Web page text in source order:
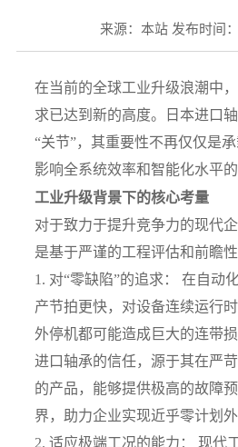
来源：本站 发布时间
在当前的全球工业升级浪潮中
求已达到新的高度。日本进口
“关节”，其重要性不再仅仅是
影响全系统效率和智能化水平的
工业升级背景下的核心考量
对于致力于提升竞争力的现代
是基于严谨的工程评估和前瞻性
1. 对“零缺陷”的追求： 在自动
产节拍更快，对设备连续运行
外停机都可能造成巨大的连带
进口轴承的信任，源于其在严
的产品，能够提供极高的故障
界，助力企业实现近乎零计划
2. 适应极端工况的能力： 现代